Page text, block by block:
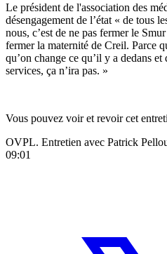
Le président de l'association des
désengagement de l’état « de tous
nous, c’est de ne pas fermer le
fermer la maternité de Creil. Parce
qu’on change ce qu’il y a dedans
services, ça n’ira pas. »
Vous pouvez voir et revoir cet
OVPL. Entretien avec Patrick
09:01